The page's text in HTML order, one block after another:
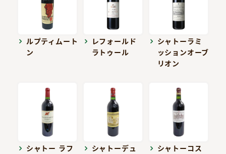
ルプティムート
ン
レフォールド
ラトゥール
シャトーラミ
ッションオーブ
リオン
シャトー ラフ
シャトーデュ
シャトーコス